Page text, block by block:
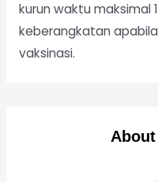
kurun waktu maksimal
keberangkatan
vaksinasi.